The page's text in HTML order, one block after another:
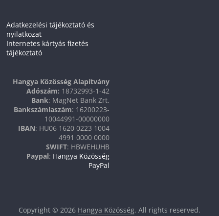
Adatkezelési tájékoztató és
nyilatkozat
Internetes kártyás fizetés
tájékoztató
Hangya Közösség Alapítvány
Adószám: 18732993-1-42
Bank: MagNet Bank Zrt.
Bankszámlaszám: 16200223-
10044991-00000000
IBAN: HU06 1620 0223 1004
4991 0000 0000
SWIFT: HBWEHUHB
Paypal: Hangya Közösség
PayPal
Copyright © 2026 Hangya Közösség. All rights reserved.